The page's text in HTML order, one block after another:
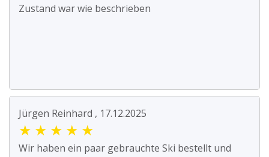
Zustand war wie beschrieben
Jürgen Reinhard , 17.12.2025
★ ★ ★ ★ ★
Wir haben ein paar gebrauchte Ski bestellt und